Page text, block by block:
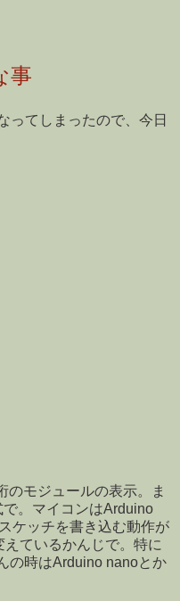
事
てしまったので、今日
モジュールの表示。ま
。マイコンはArduino
ケッチを書き込む動作が
ているかんじで。特に
の時はArduino nanoとか